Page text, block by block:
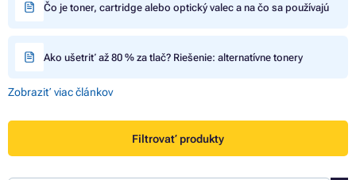
Čo je toner, cartridge alebo optický valec a na čo sa používajú
Ako ušetriť až 80 % za tlač? Riešenie: alternatívne tonery
Zobraziť viac článkov
Filtrovať produkty